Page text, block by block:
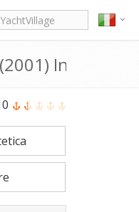
In vendita